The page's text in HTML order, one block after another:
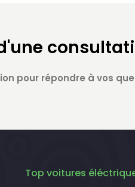
pour répondre à vos
Top voitures